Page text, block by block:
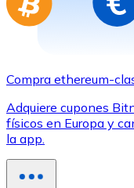
Compra ethereum-
Adquiere cupones
físicos en Europa y
la app.